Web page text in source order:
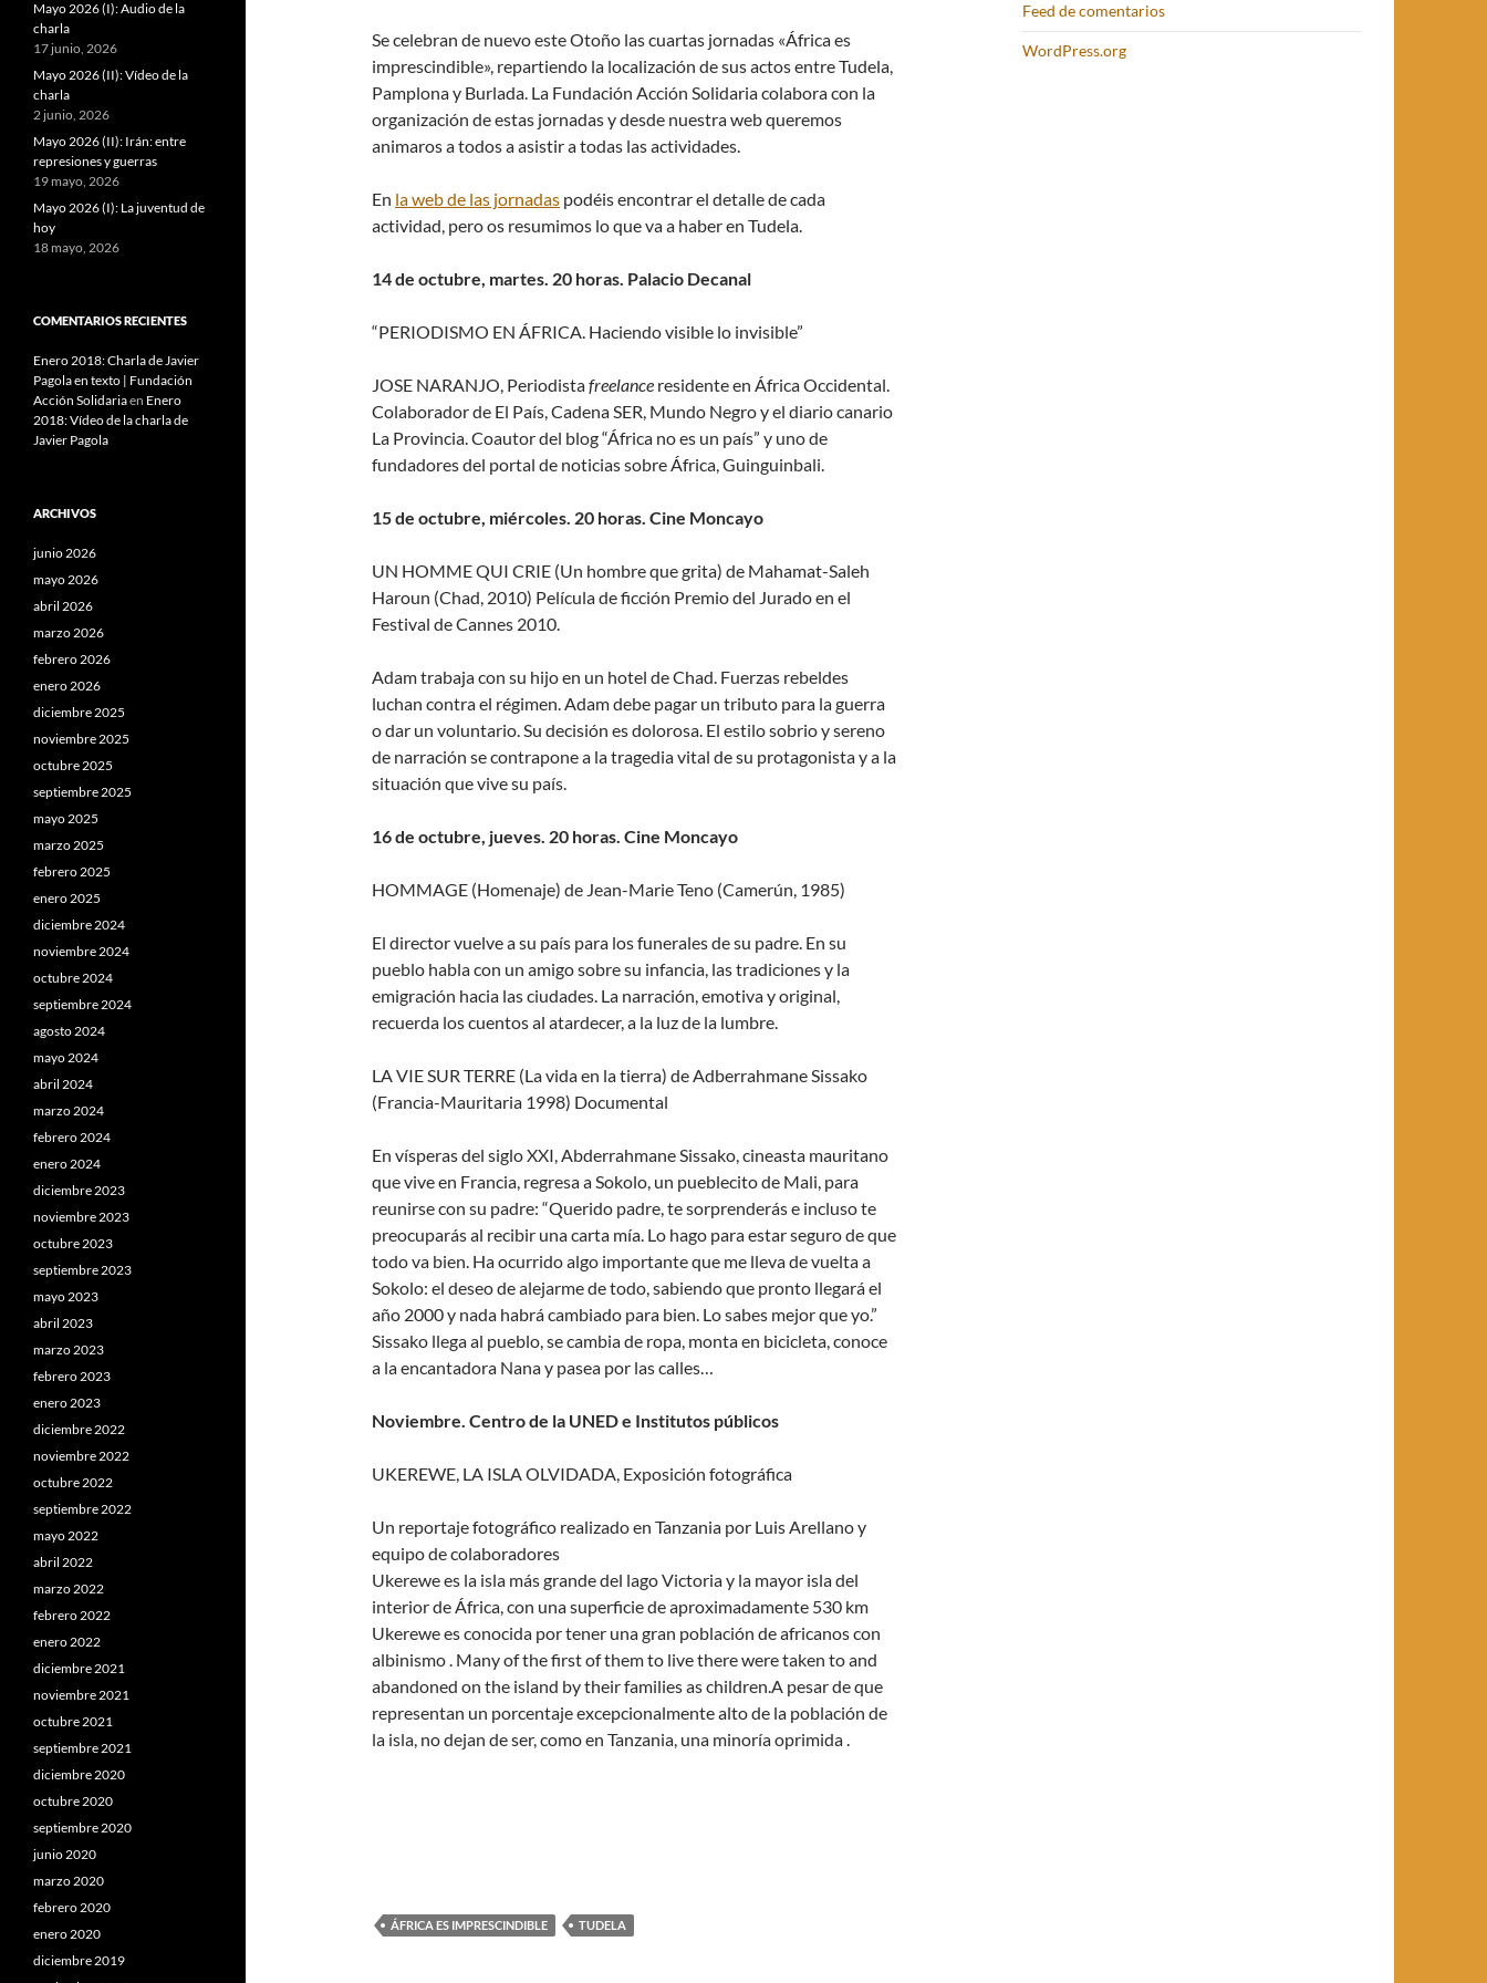
Se celebran de nuevo este Otoño las cuartas jornadas «África es
imprescindible», repartiendo la localización de sus actos entre Tudela,
Pamplona y Burlada. La Fundación Acción Solidaria colabora con la
organización de estas jornadas y desde nuestra web queremos
animaros a todos a asistir a todas las actividades.
En la web de las jornadas podéis encontrar el detalle de cada
actividad, pero os resumimos lo que va a haber en Tudela.
14 de octubre, martes. 20 horas. Palacio Decanal
“PERIODISMO EN ÁFRICA. Haciendo visible lo invisible”
JOSE NARANJO, Periodistafreelance residente en África Occidental.
Colaborador de El País, Cadena SER, Mundo Negro y el diario canario
La Provincia. Coautor del blog “África no es un país” y uno de
fundadores del portal de noticias sobre África, Guinguinbali.
15 de octubre, miércoles. 20 horas. Cine Moncayo
UN HOMME QUI CRIE (Un hombre que grita) de Mahamat-Saleh
Haroun (Chad, 2010) Película de ficción Premio del Jurado en el
Festival de Cannes 2010.
Adam trabaja con su hijo en un hotel de Chad. Fuerzas rebeldes
luchan contra el régimen. Adam debe pagar un tributo para la guerra
o dar un voluntario. Su decisión es dolorosa. El estilo sobrio y sereno
de narración se contrapone a la tragedia vital de su protagonista y a la
situación que vive su país.
16 de octubre, jueves. 20 horas. Cine Moncayo
HOMMAGE (Homenaje) de Jean-Marie Teno (Camerún, 1985)
El director vuelve a su país para los funerales de su padre. En su
pueblo habla con un amigo sobre su infancia, las tradiciones y la
emigración hacia las ciudades. La narración, emotiva y original,
recuerda los cuentos al atardecer, a la luz de la lumbre.
LA VIE SUR TERRE (La vida en la tierra) de Adberrahmane Sissako
(Francia-Mauritaria 1998) Documental
En vísperas del siglo XXI, Abderrahmane Sissako, cineasta mauritano
que vive en Francia, regresa a Sokolo, un pueblecito de Mali, para
reunirse con su padre: “Querido padre, te sorprenderás e incluso te
preocuparás al recibir una carta mía. Lo hago para estar seguro de que
todo va bien. Ha ocurrido algo importante que me lleva de vuelta a
Sokolo: el deseo de alejarme de todo, sabiendo que pronto llegará el
año 2000 y nada habrá cambiado para bien. Lo sabes mejor que yo.”
Sissako llega al pueblo, se cambia de ropa, monta en bicicleta, conoce
a la encantadora Nana y pasea por las calles…
Noviembre. Centro de la UNED e Institutos públicos
UKEREWE, LA ISLA OLVIDADA, Exposición fotográfica
Un reportaje fotográfico realizado en Tanzania por Luis Arellano y
equipo de colaboradores
Ukerewe es la isla más grande del lago Victoria y la mayor isla del
interior de África, con una superficie de aproximadamente 530 km
Ukerewe es conocida por tener una gran población de africanos con
albinismo . Many of the first of them to live there were taken to and
abandoned on the island by their families as children.A pesar de que
representan un porcentaje excepcionalmente alto de la población de
la isla, no dejan de ser, como en Tanzania, una minoría oprimida .
ÁFRICA ES IMPRESCINDIBLE TUDELA
Feed de comentarios
WordPress.org
Mayo 2026 (I): Audio de la
charla
17 junio, 2026
Mayo 2026 (II): Vídeo de la
charla
2 junio, 2026
Mayo 2026 (II): Irán: entre
represiones y guerras
19 mayo, 2026
Mayo 2026 (I): La juventud de
hoy
18 mayo, 2026
COMENTARIOS RECIENTES
Enero 2018: Charla de Javier
Pagola en texto | Fundación
Acción Solidariaen Enero
2018: Vídeo de la charla de
Javier Pagola
ARCHIVOS
junio 2026
mayo 2026
abril 2026
marzo 2026
febrero 2026
enero 2026
diciembre 2025
noviembre 2025
octubre 2025
septiembre 2025
mayo 2025
marzo 2025
febrero 2025
enero 2025
diciembre 2024
noviembre 2024
octubre 2024
septiembre 2024
agosto 2024
mayo 2024
abril 2024
marzo 2024
febrero 2024
enero 2024
diciembre 2023
noviembre 2023
octubre 2023
septiembre 2023
mayo 2023
abril 2023
marzo 2023
febrero 2023
enero 2023
diciembre 2022
noviembre 2022
octubre 2022
septiembre 2022
mayo 2022
abril 2022
marzo 2022
febrero 2022
enero 2022
diciembre 2021
noviembre 2021
octubre 2021
septiembre 2021
diciembre 2020
octubre 2020
septiembre 2020
junio 2020
marzo 2020
febrero 2020
enero 2020
diciembre 2019